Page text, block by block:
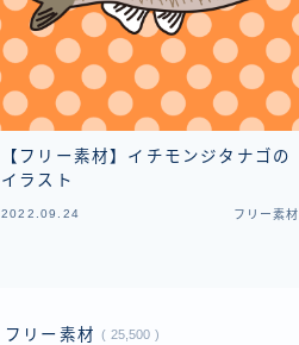
【フリー素材】イチモンジタナゴの
イラスト
2022.09.24 フリー素材
フリー素材 25,500